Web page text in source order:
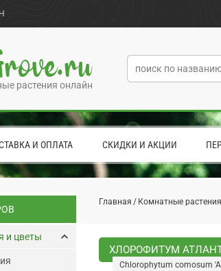
растения онлайн
И ОПЛАТА СКИДКИ И АКЦИИ
Главная Комнатные
ХЛОРОФИТУМ
Chlorophytum comosum
и цветы keyboard_arrow_up